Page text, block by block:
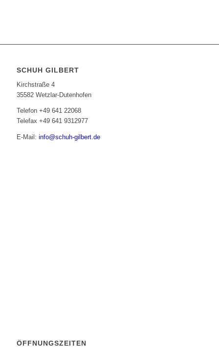
SCHUH GILBERT
Kirchstraße 4
35582 Wetzlar-Dutenhofen
Telefon +49 641 22068
Telefax +49 641 9312977
E-Mail: info@schuh-gilbert.de
ÖFFNUNGSZEITEN